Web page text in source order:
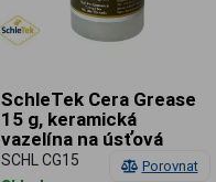
Porovnat
SchleTek Cera Grease
15 g, keramická
vazelína na úsťová
zařízení
SCHL CG15